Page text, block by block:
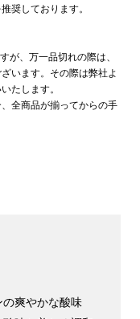
奨しております。
が、万一品切れの際は、
います。その際は弊社よ
たします。
全商品が揃ってからの手
爽やかな酸味